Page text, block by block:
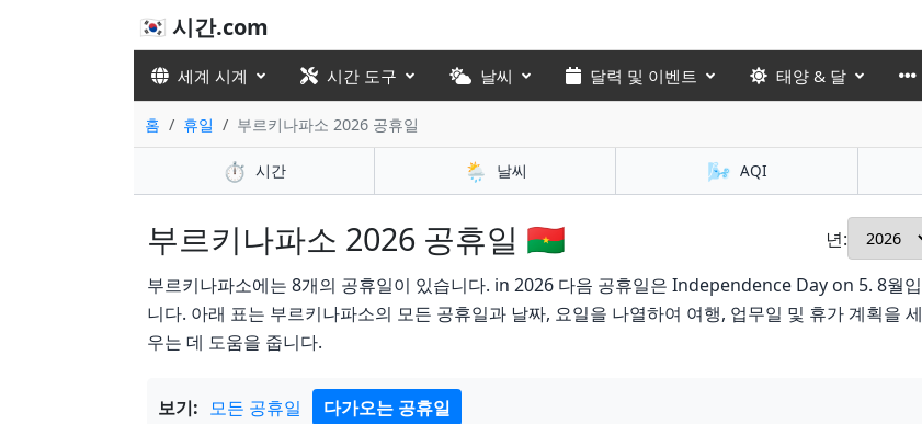
🇰🇷 시간.com
세계 시계 시간 도구 날씨 달력 및 이벤트 태양 & 달
홈 휴일 부르키나파소 2026 공휴일
⏱️ 시간 🌦️ 날씨 🌬️ AQI
부르키나파소 2026 공휴일 🇧🇫
년:
부르키나파소에는 8개의 공휴일이 있습니다. in 2026 다음 공휴일은 Independence Day on 5. 8월입
니다. 아래 표는 부르키나파소의 모든 공휴일과 날짜, 요일을 나열하여 여행, 업무일 및 휴가 계획을 세
우는 데 도움을 줍니다.
보기: 모든 공휴일 다가오는 공휴일